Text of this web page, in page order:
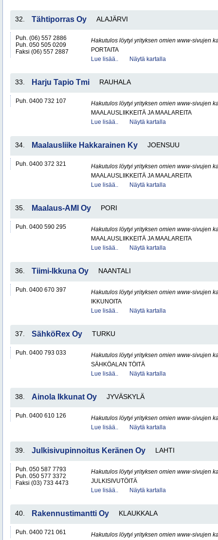
32. Tähtiporras Oy ALAJÄRVI
Puh. (06) 557 2886
Puh. 050 505 0209
Faksi (06) 557 2887
Hakutulos löytyi yrityksen omien www-sivujen
PORTAITA
Lue lisää..
Näytä kartalla
33. Harju Tapio Tmi RAUHALA
Puh. 0400 732 107
Hakutulos löytyi yrityksen omien www-sivujen
MAALAUSLIIKKEITÄ JA MAALAREITA
Lue lisää..
Näytä kartalla
34. Maalausliike Hakkarainen Ky JOENSUU
Puh. 0400 372 321
Hakutulos löytyi yrityksen omien www-sivujen
MAALAUSLIIKKEITÄ JA MAALAREITA
Lue lisää..
Näytä kartalla
35. Maalaus-AMI Oy PORI
Puh. 0400 590 295
Hakutulos löytyi yrityksen omien www-sivujen
MAALAUSLIIKKEITÄ JA MAALAREITA
Lue lisää..
Näytä kartalla
36. Tiimi-Ikkuna Oy NAANTALI
Puh. 0400 670 397
Hakutulos löytyi yrityksen omien www-sivujen
IKKUNOITA
Lue lisää..
Näytä kartalla
37. SähköRex Oy TURKU
Puh. 0400 793 033
Hakutulos löytyi yrityksen omien www-sivujen
SÄHKÖALAN TÖITÄ
Lue lisää..
Näytä kartalla
38. Ainola Ikkunat Oy JYVÄSKYLÄ
Puh. 0400 610 126
Hakutulos löytyi yrityksen omien www-sivujen
Lue lisää..
Näytä kartalla
39. Julkisivupinnoitus Keränen Oy LAHTI
Puh. 050 587 7793
Puh. 050 577 3372
Faksi (03) 733 4473
Hakutulos löytyi yrityksen omien www-sivujen
JULKISIVUTÖITÄ
Lue lisää..
Näytä kartalla
40. Rakennustimantti Oy KLAUKKALA
Puh. 0400 721 061
Hakutulos löytyi yrityksen omien www-sivujen